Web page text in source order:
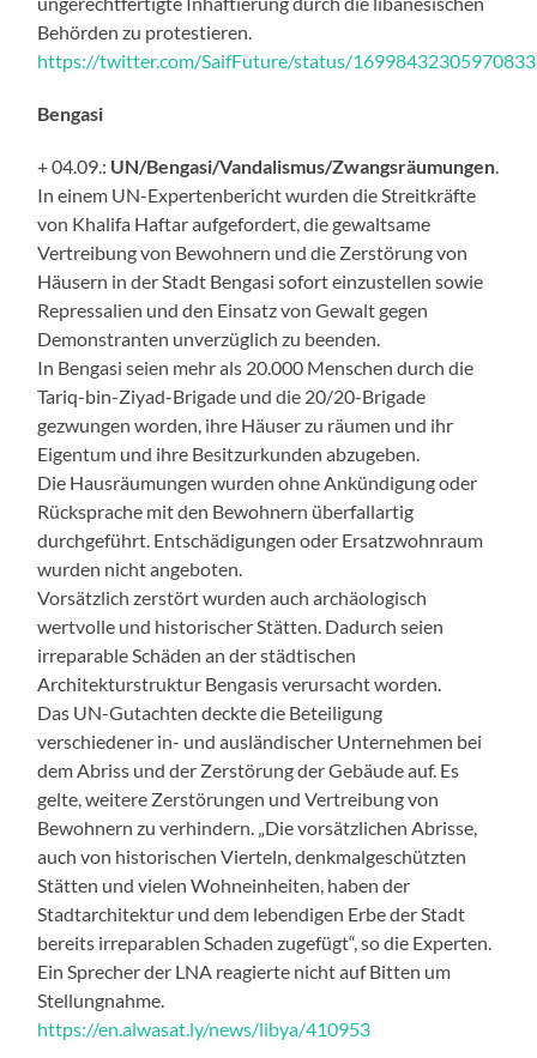
Behörden zu protestieren.
https://twitter.com/SaifFuture/status/
Bengasi
+ 04.09.: UN/Bengasi/Vandalismus/Zwangsräumungen
In einem UN-Expertenbericht wurden die Streitkräfte
von Khalifa Haftar aufgefordert, die gewaltsame
Vertreibung von Bewohnern und die Zerstörung von
Häusern in der Stadt Bengasi sofort einzustellen sowie
Repressalien und den Einsatz von Gewalt gegen
Demonstranten unverzüglich zu beenden.
In Bengasi seien mehr als 20.000 Menschen durch die
Tariq-bin-Ziyad-Brigade und die 20/20-Brigade
gezwungen worden, ihre Häuser zu räumen und ihr
Eigentum und ihre Besitzurkunden abzugeben.
Die Hausräumungen wurden ohne Ankündigung oder
Rücksprache mit den Bewohnern überfallartig
durchgeführt. Entschädigungen oder Ersatzwohnraum
wurden nicht angeboten.
Vorsätzlich zerstört wurden auch archäologisch
wertvolle und historischer Stätten. Dadurch seien
irreparable Schäden an der städtischen
Architekturstruktur Bengasis verursacht worden.
Das UN-Gutachten deckte die Beteiligung
verschiedener in- und ausländischer Unternehmen bei
dem Abriss und der Zerstörung der Gebäude auf. Es
gelte, weitere Zerstörungen und Vertreibung von
Bewohnern zu verhindern. „Die vorsätzlichen Abrisse,
auch von historischen Vierteln, denkmalgeschützten
Stätten und vielen Wohneinheiten, haben der
Stadtarchitektur und dem lebendigen Erbe der Stadt
bereits irreparablen Schaden zugefügt“, so die Experten.
Ein Sprecher der LNA reagierte nicht auf Bitten um
Stellungnahme.
https://en.alwasat.ly/news/libya/410953